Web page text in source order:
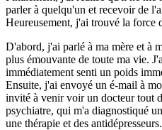
parler à quelqu'un et recevoir de
Heureusement, j'ai trouvé la force
D'abord, j'ai parlé à ma mère et à
plus émouvante de toute ma vie.
immédiatement senti un poids
Ensuite, j'ai envoyé un é-mail à
invité à venir voir un docteur tout
psychiatre, qui m'a diagnostiqué
une thérapie et des antidépresseurs.